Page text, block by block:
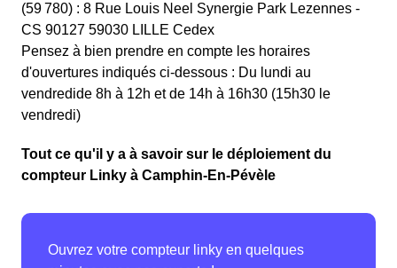
(59 780) : 8 Rue Louis Neel Synergie Park Lezennes -
CS 90127 59030 LILLE Cedex
Pensez à bien prendre en compte les horaires
d'ouvertures indiqués ci-dessous : Du lundi au
vendredide 8h à 12h et de 14h à 16h30 (15h30 le
vendredi)
Tout ce qu'il y a à savoir sur le déploiement du
compteur Linky à Camphin-En-Pévèle